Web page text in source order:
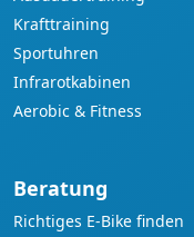
Krafttraining
Sportuhren
Infrarotkabinen
Aerobic & Fitness
Beratung
Richtiges E-Bike finden